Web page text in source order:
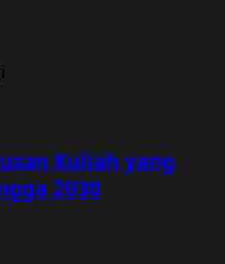
Kuliah yang
2030